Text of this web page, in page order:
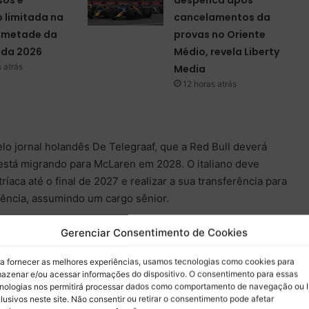
Gerenciar Consentimento de Cookies
fornecer as melhores experiências, usamos tecnologias como cookies para
e/ou acessar informações do dispositivo. O consentimento para essas
nos permitirá processar dados como comportamento de navegação ou
neste site. Não consentir ou retirar o consentimento pode afetar
limitada na
da
2026
atrás
cancelamentos da
provas no Oriente
Médio, revela Liberty
Media
12 horas atrás
jornal holandês De Telegraaf, que a Red Bull deverá
migrando para McLaren em 2028. O italiano deve
até o final de 2027 e realizar a sua transferência para
assumindo um cargo sênior.